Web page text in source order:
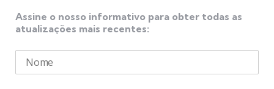
Assine o nosso informativo para obter todas as
atualizações mais recentes: